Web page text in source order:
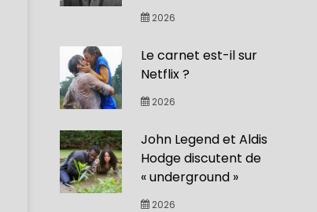
2026
Le carnet est-il sur
Netflix ?
2026
John Legend et Aldis
Hodge discutent de
« underground »
2026